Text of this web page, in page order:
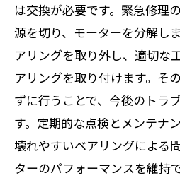
は交換が必要です。緊急修理
源を切り、モーターを分解し
アリングを取り外し、適切な
アリングを取り付けます。そ
ずに行うことで、今後のトラ
す。定期的な点検とメンテナ
壊れやすいベアリングによる
ターのパフォーマンスを維持で